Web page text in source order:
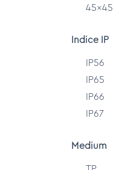
45x45
Indice IP
IP56
IP65
IP66
IP67
Medium